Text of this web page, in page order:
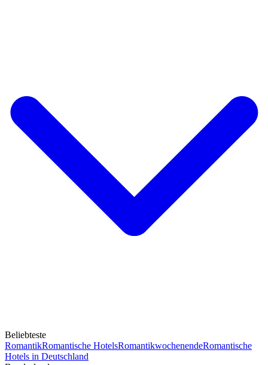
Beliebteste
RomantikRomantische HotelsRomantikwochenendeRomantische
Hotels in Deutschland